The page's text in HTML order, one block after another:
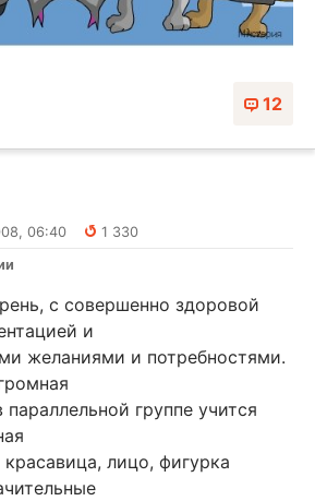
12
06:40
1 330
с совершенно здоровой
и
желаниями и потребностями.
группе учится
лицо, фигурка